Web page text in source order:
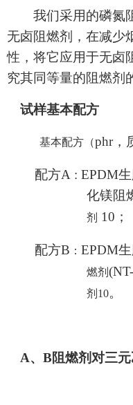
我们采用的磷氮
无卤阻燃剂 ，在减少
性，将它应用于无卤
究其同等量的阻燃剂
试样基本配方
基本配方（phr，
配方A :EPDM
化镁阻
剂 10 ；
配方B ： EPDM
燃剂
剂10。
A、B阻燃剂对三元